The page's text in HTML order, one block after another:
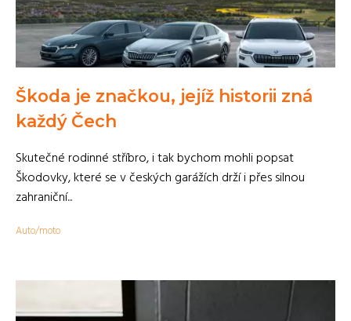
Škoda je značkou, jejíž historii zná
každý Čech
Skutečné rodinné stříbro, i tak bychom mohli popsat
Škodovky, které se v českých garážích drží i přes silnou
zahraniční...
Auto/moto